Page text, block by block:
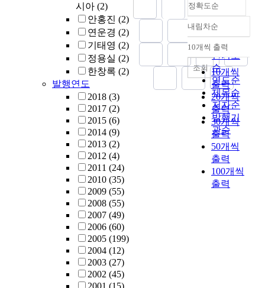
시아 (2)
안홍진 (2)
연운경 (2)
기태영 (2)
정용실 (2)
한창록 (2)
발행연도
2018 (3)
2017 (2)
2015 (6)
2014 (9)
2013 (2)
2012 (4)
2011 (24)
2010 (35)
2009 (55)
2008 (55)
2007 (49)
2006 (60)
2005 (199)
2004 (12)
2003 (27)
2002 (45)
정확도순
정확도
순
인기도
순
연도순
제목순
저자순
발행기
관순
내림차순
내림차순
10개씩 출력
10개씩
출력
20개씩
출력
30개씩
출력
50개씩
출력
100개씩
출력
조회